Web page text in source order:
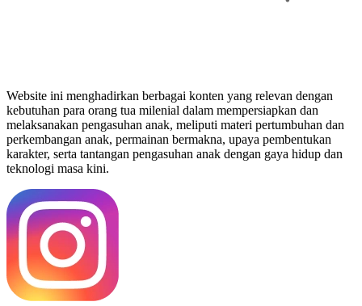
Website ini menghadirkan berbagai konten yang relevan dengan
kebutuhan para orang tua milenial dalam mempersiapkan dan
melaksanakan pengasuhan anak, meliputi materi pertumbuhan dan
perkembangan anak, permainan bermakna, upaya pembentukan
karakter, serta tantangan pengasuhan anak dengan gaya hidup dan
teknologi masa kini.